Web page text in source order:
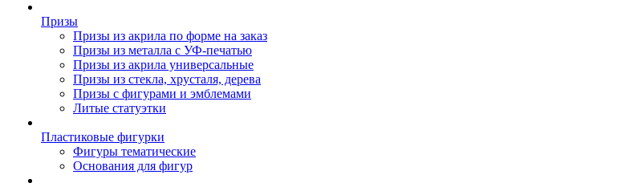
Призы
Призы из акрила по форме на заказ
Призы из металла с УФ-печатью
Призы из акрила универсальные
Призы из стекла, хрусталя, дерева
Призы с фигурами и эмблемами
Литые статуэтки
Пластиковые фигурки
Фигуры тематические
Основания для фигур